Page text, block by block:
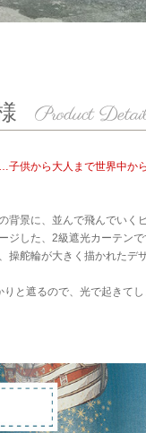
子供から大人まで世界中
背景に、並んで飛んでいく
ジした、2級遮光カーテンで
操舵輪が大きく描かれたデ
と遮るので、光で起きて